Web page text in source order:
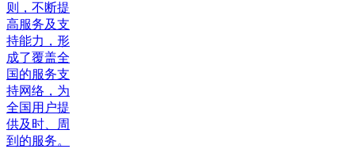
则，不断提
高服务及支
持能力，形
成了覆盖全
国的服务支
持网络，为
全国用户提
供及时、周
到的服务。